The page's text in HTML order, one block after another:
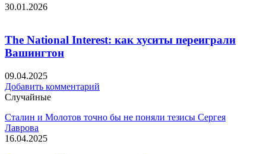
30.01.2026
The National Interest: как хуситы переиграли
Вашингтон
09.04.2025
Добавить комментарий
Случайные
Сталин и Молотов точно бы не поняли тезисы Сергея
Лаврова
16.04.2025